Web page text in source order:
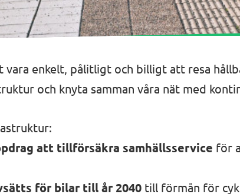
vara enkelt, pålitligt och billigt att resa
och knyta samman våra nät med
att tillförsäkra samhällsservice för
för bilar till år 2040 till förmån för